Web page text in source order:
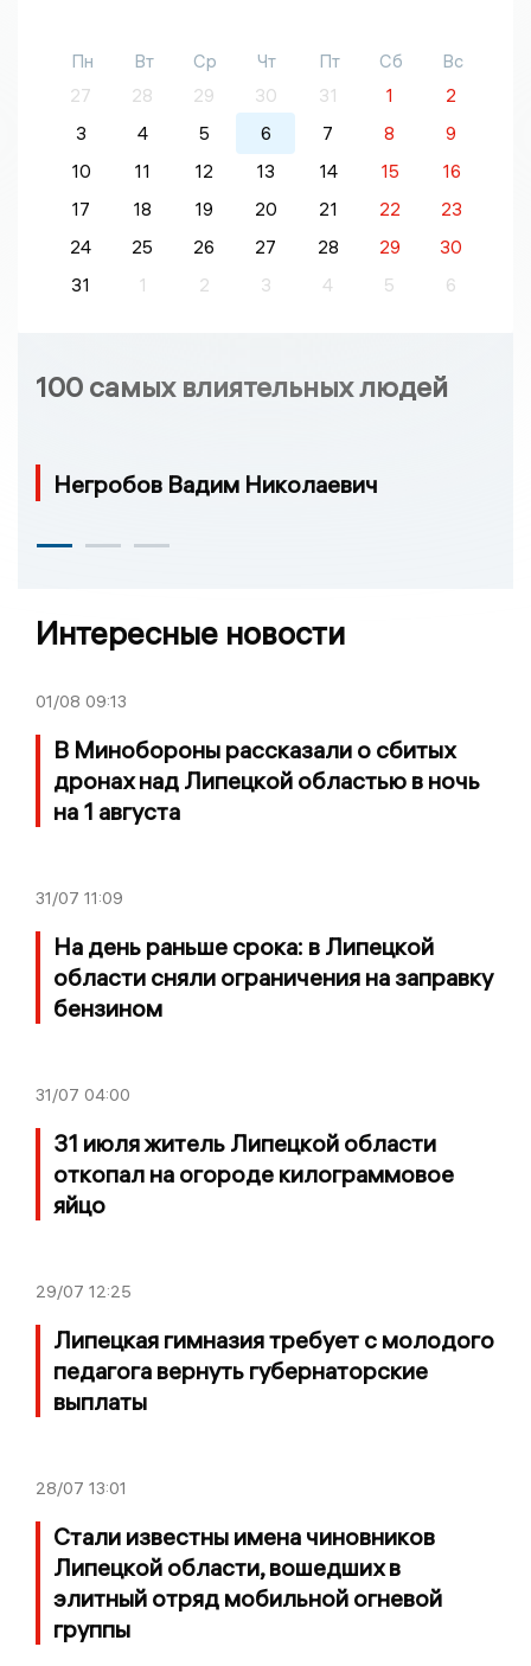
Пн Вт Ср Чт Пт Сб
Вс
27
28 29 30 31 1
2
3
4 5 6 7 8
9
10
11 12 13 14 15
16
17
18 19 20 21 22
23
24
25 26 27 28 29
30
31
1 2 3 4 5 6
100 самых влиятельных людей
Негробов Вадим Николаевич
Интересные новости
01/08 09:13
В Минобороны рассказали о сбитых
дронах над Липецкой областью в ночь
на 1 августа
31/07 11:09
На день раньше срока: в Липецкой
области сняли ограничения на заправку
бензином
31/07 04:00
31 июля житель Липецкой области
откопал на огороде килограммовое
яйцо
29/07 12:25
Липецкая гимназия требует с молодого
педагога вернуть губернаторские
выплаты
28/07 13:01
Стали известны имена чиновников
Липецкой области, вошедших в
элитный отряд мобильной огневой
группы